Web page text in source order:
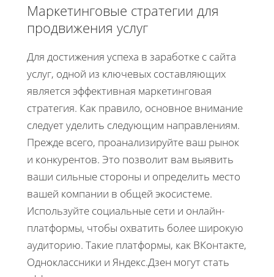
Маркетинговые стратегии для
продвижения услуг
Для достижения успеха в заработке с сайта
услуг, одной из ключевых составляющих
является эффективная маркетинговая
стратегия. Как правило, основное внимание
следует уделить следующим направлениям.
Прежде всего, проанализируйте ваш рынок
и конкурентов. Это позволит вам выявить
ваши сильные стороны и определить место
вашей компании в общей экосистеме.
Используйте социальные сети и онлайн-
платформы, чтобы охватить более широкую
аудиторию. Такие платформы, как ВКонтакте,
Одноклассники и Яндекс.Дзен могут стать